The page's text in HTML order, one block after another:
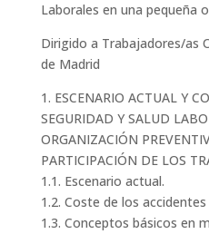
Laborales en una pequeña
Dirigido a Trabajadores/as
de Madrid
1. ESCENARIO ACTUAL Y
SEGURIDAD Y SALUD
ORGANIZACIÓN
PARTICIPACIÓN DE LOS
1.1. Escenario actual.
1.2. Coste de los
1.3. Conceptos básicos en